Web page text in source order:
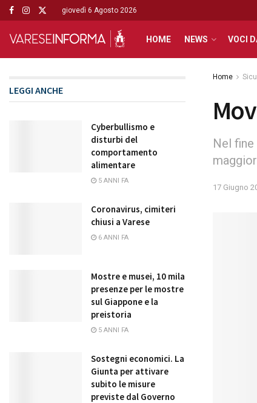
giovedì 6 Agosto 2026
HOME NEWS VOCI
Home
Nel
17 Giugno
LEGGI ANCHE
Cyberbullismo e
disturbi del
comportamento
alimentare
5 ANNI FA
Coronavirus, cimiteri
chiusi a Varese
6 ANNI FA
Mostre e musei, 10 mila
presenze per le mostre
sul Giappone e la
preistoria
5 ANNI FA
Sostegni economici. La
Giunta per attivare
subito le misure
previste dal Governo